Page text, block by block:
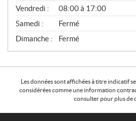
Vendredi :
08:00 à 17:00
Samedi :
Fermé
Dimanche :
Fermé
Les données sont affichées à titre indicatif
considérées comme une information
consulter pour plus de